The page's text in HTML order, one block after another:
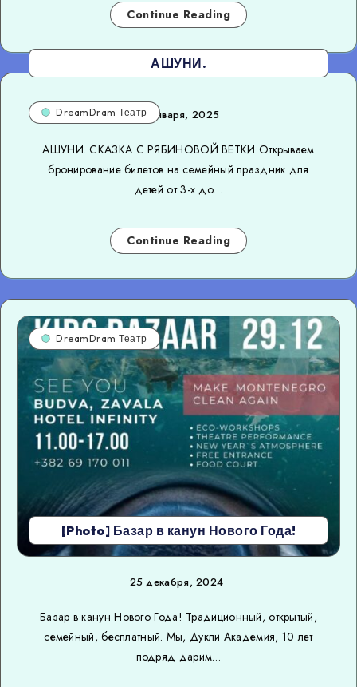
Continue Reading
АШУНИ.
DreamDram Театр26 января, 2025
АШУНИ. СКАЗКА С РЯБИНОВОЙ ВЕТКИ Открываем
бронирование билетов на семейный праздник для
детей от 3-х до…
Continue Reading
[Photo] Базар в канун Нового Года!
DreamDram Театр
25 декабря, 2024
Базар в канун Нового Года! Традиционный, открытый,
семейный, бесплатный. Мы, Дукли Академия, 10 лет
подряд дарим…